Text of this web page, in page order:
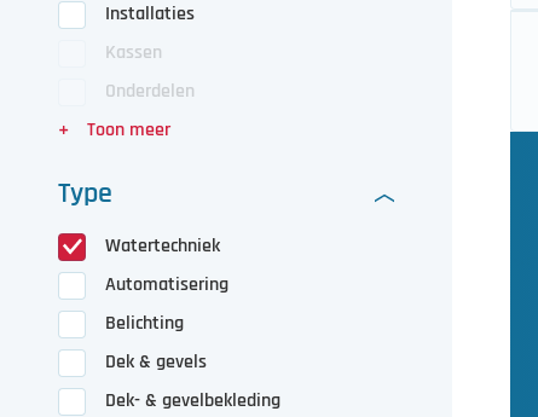
Installaties
Kassen
Onderdelen
Type
Watertechniek
Automatisering
Belichting
Dek & gevels
Dek- & gevelbekleding